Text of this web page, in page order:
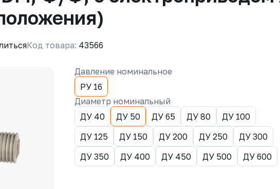
Код товара: 43566
Давление номинальное
РУ 16
Диаметр номинальный
ДУ 40
ДУ 50 ДУ 65 ДУ 80
ДУ 100
ДУ 125
ДУ 150 ДУ 200 ДУ 250
ДУ 300
ДУ 350
ДУ 400 ДУ 450 ДУ 500 ДУ 600